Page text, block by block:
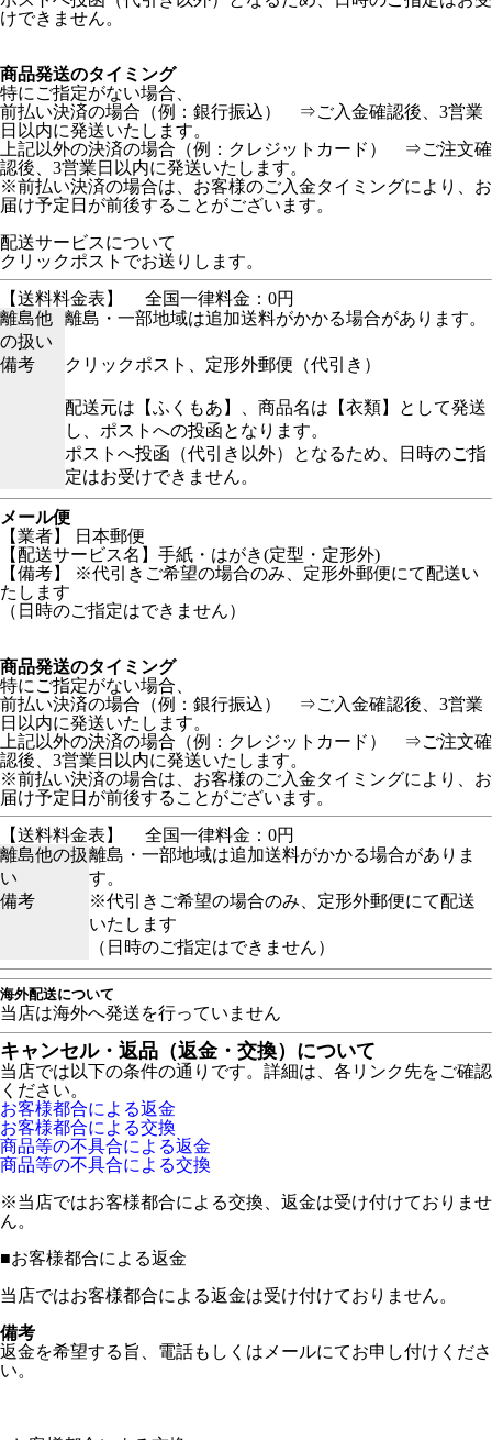
けできません。
商品発送のタイミング
特にご指定がない場合、
前払い決済の場合（例：銀行振込） ⇒ご入金確認後、3営業
日以内に発送いたします。
上記以外の決済の場合（例：クレジットカード） ⇒ご注文確
認後、3営業日以内に発送いたします。
※前払い決済の場合は、お客様のご入金タイミングにより、お
届け予定日が前後することがございます。
配送サービスについて
クリックポストでお送りします。
【送料料金表】
全国一律料金：0円
離島他
の扱い
離島・一部地域は追加送料がかかる場合があります。
備考 クリックポスト、定形外郵便（代引き）
配送元は【ふくもあ】、商品名は【衣類】として発送
し、ポストへの投函となります。
ポストへ投函（代引き以外）となるため、日時のご指
定はお受けできません。
メール便
【業者】 日本郵便
【配送サービス名】手紙・はがき(定型・定形外)
【備考】
※代引きご希望の場合のみ、定形外郵便にて配送い
たします
（日時のご指定はできません）
商品発送のタイミング
特にご指定がない場合、
前払い決済の場合（例：銀行振込） ⇒ご入金確認後、3営業
日以内に発送いたします。
上記以外の決済の場合（例：クレジットカード） ⇒ご注文確
認後、3営業日以内に発送いたします。
※前払い決済の場合は、お客様のご入金タイミングにより、お
届け予定日が前後することがございます。
【送料料金表】
全国一律料金：0円
離島他の扱
い
離島・一部地域は追加送料がかかる場合がありま
す。
備考
※代引きご希望の場合のみ、定形外郵便にて配送
いたします
（日時のご指定はできません）
海外配送について
当店は海外へ発送を行っていません
キャンセル・返品（返金・交換）について
当店では以下の条件の通りです。詳細は、各リンク先をご確認
ください。
お客様都合による返金
お客様都合による交換
商品等の不具合による返金
商品等の不具合による交換
※当店ではお客様都合による交換、返金は受け付けておりませ
ん。
■お客様都合による返金
当店ではお客様都合による返金は受け付けておりません。
備考
返金を希望する旨、電話もしくはメールにてお申し付けくださ
い。